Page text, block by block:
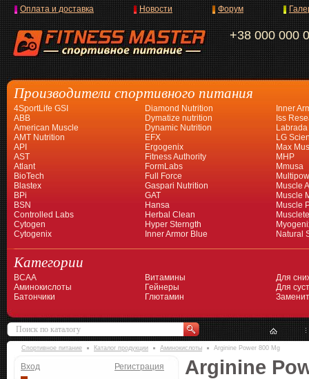
+38 000 000
Оплата и доставка Новости Форум
Производители спортивного питания
4SportLife GSI
ABB
American Muscle
AMT Nutrition
API
AST
Atlant
BioTech
Blastex
BPi
BSN
Controlled Labs
Cytogen
Cytogenix
Diamond Nutrition
Dymatize nutrition
Dynamic Nutrition
EFX
Ergogenix
Fitness Authority
FormLabs
Full Force
Gaspari Nutrition
GAT
Hansa
Herbal Clean
Hyper Sterngth
Inner Armor Blue
Inner
Iss
Labrada
LG
Max
MHP
Mmusa
Muscle
Muscle
Muscle
Natural
Категории
BCAA
Аминокислоты
Батончики
Витамины
Гейнеры
Глютамин
Для
Для
Спортивное питание Каталог продукции Аминокислоты Arginine Power 800 Mg
Вход Регистрация Arginine